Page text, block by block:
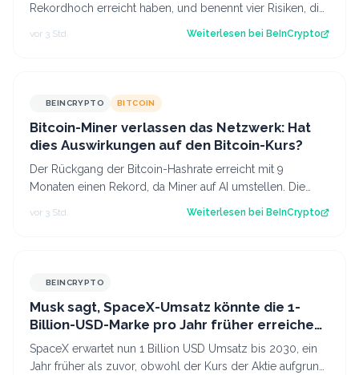
Rekordhoch erreicht haben, und benennt vier Risiken, die
vor 3 Std. Weiterlesen bei BeInCrypto
BEINCRYPTO BITCOIN
Bitcoin-Miner verlassen das Netzwerk: Hat
dies Auswirkungen auf den Bitcoin-Kurs?
Der Rückgang der Bitcoin-Hashrate erreicht mit 9
Monaten einen Rekord, da Miner auf AI umstellen. Die
Difficulty wird erst zum zweiten Mal n…
vor 3 Std. Weiterlesen bei BeInCrypto
BEINCRYPTO
Musk sagt, SpaceX-Umsatz könnte die 1-
Billion-USD-Marke pro Jahr früher erreichen,
auch wenn die Aktie fällt
SpaceX erwartet nun 1 Billion USD Umsatz bis 2030, ein
Jahr früher als zuvor, obwohl der Kurs der Aktie aufgrund